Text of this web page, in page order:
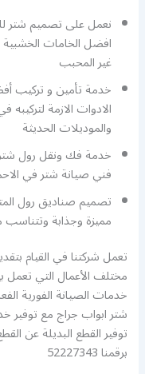
نعمل على تصميم شتر
افضل الخامات
غير المحبب
خدمة تأمين و تركيب
الادوات الازمة لتركيبه
والموديلات الحديثة
خدمة فك ونقل رول شتر
فني صيانة شتر في
تصميم صناديق رول
مميزة وجذابة وتتناسب
تعمل شركتنا في القيام
مختلف الأعمال التي تعمل
خدمات الصيانة الفورية
شتر ابواب جراج مع
توفير القطع البديلة عن
برقمنا 52227343